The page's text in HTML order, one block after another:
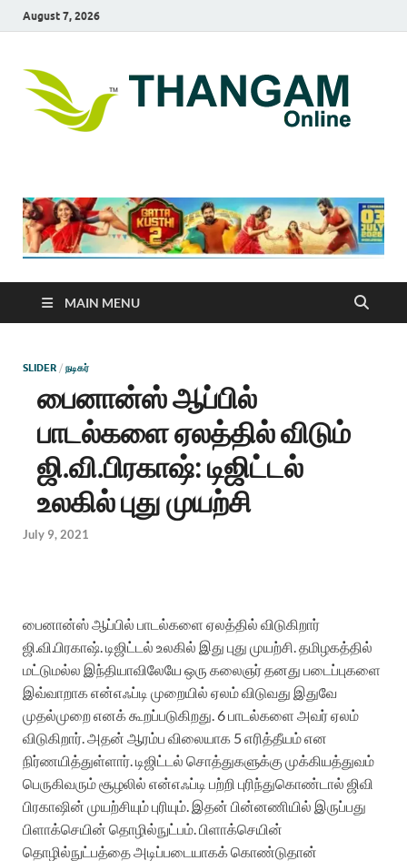
August 7, 2026
MAIN MENU
SLIDER / நடிகர்
பைனான்ஸ் ஆப்பில்
பாடல்களை ஏலத்தில் விடும்
ஜி.வி.பிரகாஷ்: டிஜிட்டல்
உலகில் புது முயற்சி
July 9, 2021
பைனான்ஸ் ஆப்பில் பாடல்களை ஏலத்தில் விடுகிறார்
ஜி.வி.பிரகாஷ். டிஜிட்டல் உலகில் இது புது முயற்சி. தமிழகத்தில்
மட்டுமல்ல இந்தியாவிலேயே ஒரு கலைஞர் தனது படைப்புகளை
இவ்வாறாக என்எஃப்டி முறையில் ஏலம் விடுவது இதுவே
முதல்முறை எனக் கூறப்படுகிறது. 6 பாடல்களை அவர் ஏலம்
விடுகிறார். அதன் ஆரம்ப விலையாக 5 எரித்தீயம் என
நிர்ணயித்துள்ளார். டிஜிட்டல் சொத்துகளுக்கு முக்கியத்துவம்
பெருகிவரும் சூழலில் என்எஃப்டி பற்றி புரிந்துகொண்டால் ஜிவி
பிரகாஷின் முயற்சியும் புரியும். இதன் பின்னணியில் இருப்பது
பிளாக்செயின் தொழில்நுட்பம். பிளாக்செயின்
தொழில்நுட்பத்தை அடிப்படையாகக் கொண்டுதான்